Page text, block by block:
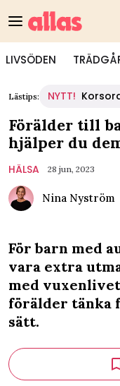
LIVSÖDEN
Lästips: NYTT!
Förälder till
hjälper du
HÄLSA 28 jun, 2023
Nina Nyström
För barn med
vara extra
med
förälder tänka
sätt.